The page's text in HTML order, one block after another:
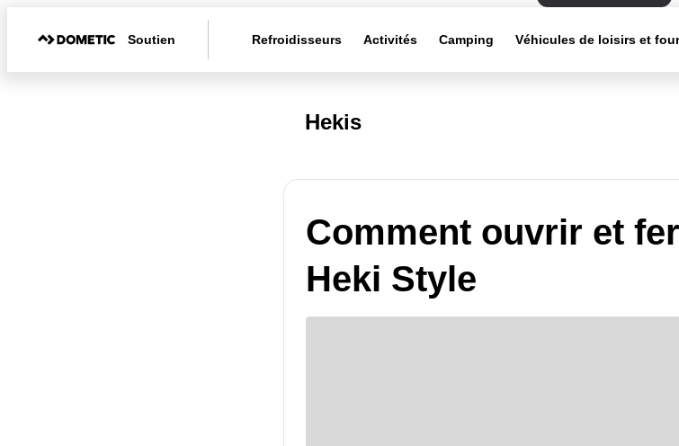
Soutien Refroidisseurs Activités Camping Véhicules de loisirs et
Hekis
Comment ouvrir et
Heki Style